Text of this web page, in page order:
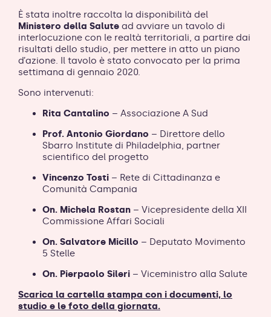
È stata inoltre raccolta la disponibilità del
Ministero della Salute ad avviare un tavolo di
interlocuzione con le realtà territoriali, a partire dai
risultati dello studio, per mettere in atto un piano
d’azione. Il tavolo è stato convocato per la prima
settimana di gennaio 2020.
Sono intervenuti:
Rita Cantalino – Associazione A Sud
Prof. Antonio Giordano – Direttore dello
Sbarro Institute di Philadelphia, partner
scientifico del progetto
Vincenzo Tosti – Rete di Cittadinanza e
Comunità Campania
On. Michela Rostan – Vicepresidente della XII
Commissione Affari Sociali
On. Salvatore Micillo – Deputato Movimento
5 Stelle
On. Pierpaolo Sileri – Viceministro alla Salute
Scarica la cartella stampa con i documenti, lo
studio e le foto della giornata.